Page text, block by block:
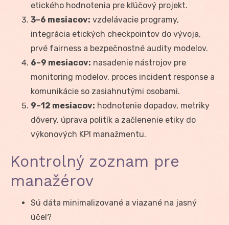
etického hodnotenia pre kľúčový projekt.
3–6 mesiacov: vzdelávacie programy,
integrácia etických checkpointov do vývoja,
prvé fairness a bezpečnostné audity modelov.
6–9 mesiacov: nasadenie nástrojov pre
monitoring modelov, proces incident response a
komunikácie so zasiahnutými osobami.
9–12 mesiacov: hodnotenie dopadov, metriky
dôvery, úprava politík a začlenenie etiky do
výkonových KPI manažmentu.
Kontrolný zoznam pre
manažérov
Sú dáta minimalizované a viazané na jasný
účel?